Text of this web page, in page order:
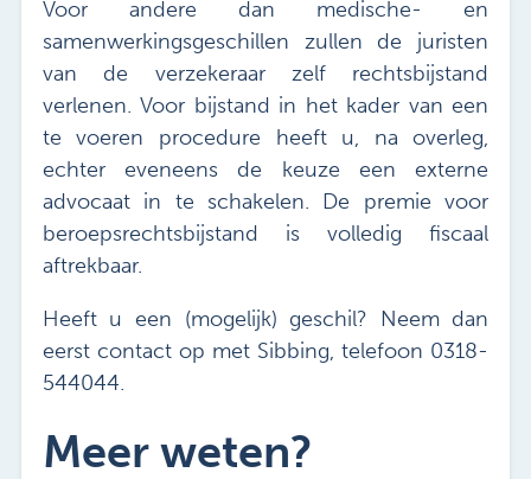
Voor andere dan medische- en
samenwerkingsgeschillen zullen de juristen
van de verzekeraar zelf rechtsbijstand
verlenen. Voor bijstand in het kader van een
te voeren procedure heeft u, na overleg,
echter eveneens de keuze een externe
advocaat in te schakelen. De premie voor
beroepsrechtsbijstand is volledig fiscaal
aftrekbaar.
Heeft u een (mogelijk) geschil? Neem dan
eerst contact op met Sibbing, telefoon 0318-
544044.
Meer weten?